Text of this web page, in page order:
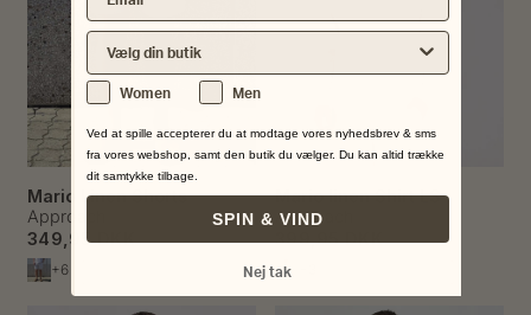
Mario Linen Shorts
349,95 DKK
Approach
+6
Mario linen Shirt LS
399,95 DKK
Approach
Vælg din nærmeste butik
Køn Women Men
Ved at spille accepterer du at modtage vores nyhedsbrev & sms
fra vores webshop, samt den butik du vælger. Du kan altid trække
dit samtykke tilbage.
SPIN & VIND
Nej tak